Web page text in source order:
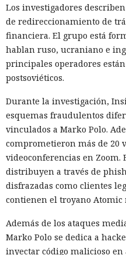
Los investigadores
de redireccionamiento de
financiera. El grupo está
hablan ruso, ucraniano e
principales operadores
postsoviéticos.
Durante la investigación,
esquemas fraudulentos
vinculados a Marko Polo.
comprometieron más de 20
videoconferencias en Zoom.
distribuyen a través de
disfrazadas como clientes
contienen el troyano Atomic
Además de los ataques
Marko Polo se dedica a
inyectar código malicioso